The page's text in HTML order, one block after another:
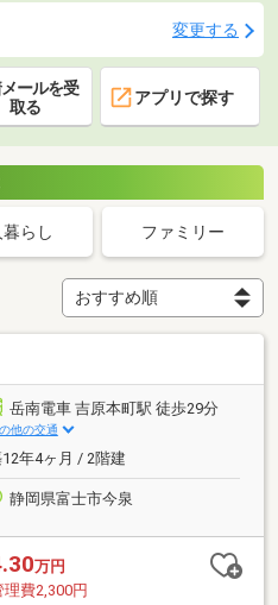
変更する
ールを受
取る
アプリで探す
らし ファミリー
岳南電車 吉原本町駅 徒歩29分
他の交通
年4ヶ月 / 2階建
静岡県富士市今泉
万円
理費2,300円